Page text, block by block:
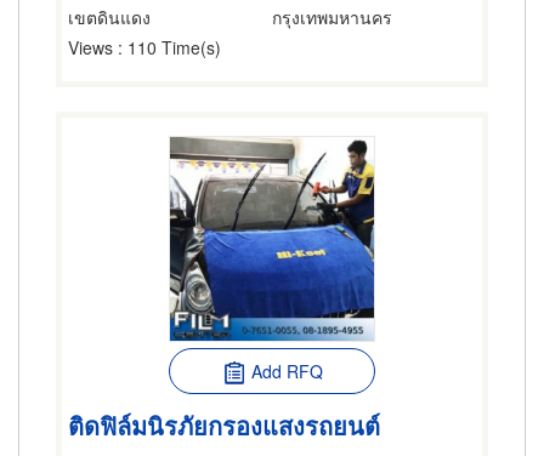
เขตดินแดง
กรุงเทพมหานคร
Views : 110 Time(s)
Add RFQ
ติดฟิล์มนิรภัยกรองแสงรถยนต์